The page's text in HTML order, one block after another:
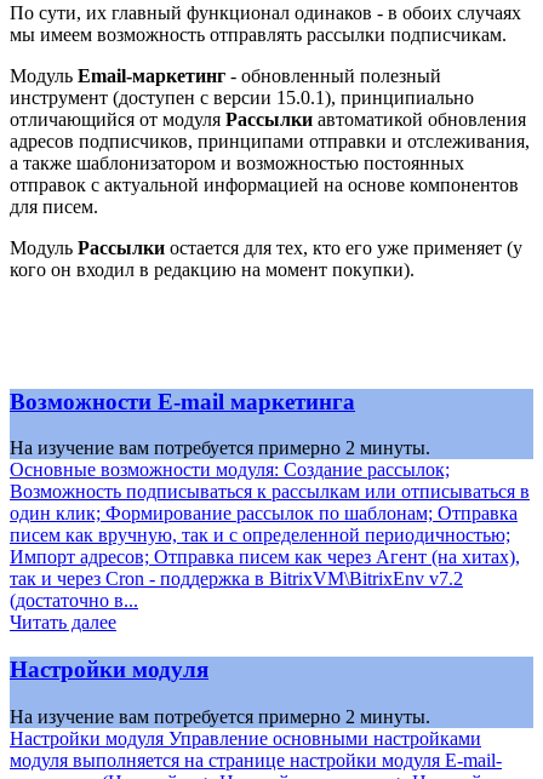
По сути, их главный функционал одинаков - в обоих случаях
мы имеем возможность отправлять рассылки подписчикам.
Модуль Email-маркетинг - обновленный полезный
инструмент (доступен c версии 15.0.1), принципиально
отличающийся от модуля Рассылки автоматикой обновления
адресов подписчиков, принципами отправки и отслеживания,
а также шаблонизатором и возможностью постоянных
отправок с актуальной информацией на основе компонентов
для писем.
Модуль Рассылки остается для тех, кто его уже применяет (у
кого он входил в редакцию на момент покупки).
Возможности E-mail маркетинга
На изучение вам потребуется примерно 2 минуты.
Основные возможности модуля: Создание рассылок;
Возможность подписываться к рассылкам или отписываться в
один клик; Формирование рассылок по шаблонам; Отправка
писем как вручную, так и с определенной периодичностью;
Импорт адресов; Отправка писем как через Агент (на хитах),
так и через Сron - поддержка в BitrixVM\BitrixEnv v7.2
(достаточно в...
Читать далее
Настройки модуля
На изучение вам потребуется примерно 2 минуты.
Настройки модуля Управление основными настройками
модуля выполняется на странице настройки модуля E-mail-